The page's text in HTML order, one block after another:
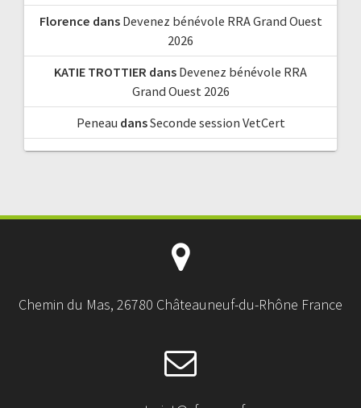
Florence dans Devenez bénévole RRA Grand Ouest
2026
KATIE TROTTIER dans Devenez bénévole RRA
Grand Ouest 2026
Peneau dansSeconde session VetCert
Chemin du Mas, 26780 Châteauneuf-du-Rhône France